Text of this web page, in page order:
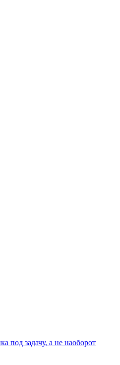
под задачу, а не наоборот